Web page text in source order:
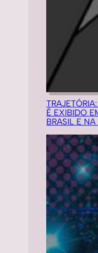
É EXIBIDO
BRASIL E NA